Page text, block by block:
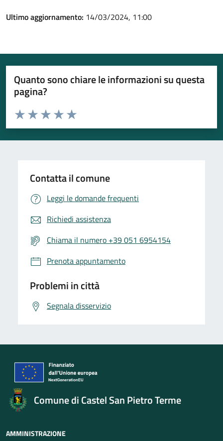
Ultimo aggiornamento: 14/03/2024, 11:00
Quanto sono chiare le informazioni su questa
pagina?
Valuta da 1 a 5 stelle la pagina
Valuta 5 stelle su 5
Valuta 4 stelle su 5
Valuta 3 stelle su 5
Valuta 2 stelle su 5
Valuta 1 stelle su 5
Contatta il comune
Leggi le domande frequenti
Richiedi assistenza
Chiama il numero +39 051 6954154
Prenota appuntamento
Problemi in città
Segnala disservizio
Comune di Castel San Pietro Terme
AMMINISTRAZIONE